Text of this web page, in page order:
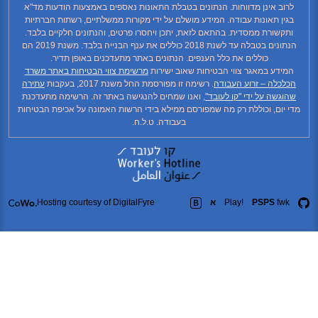
אינן מדווחות. הנתונים בטבלת התאונות נאספים באמצעות הודעות מד"א
תאונות עבודה. המידע מושלם על ידי מקורות ממשלתיים, רשתות חברתיות
ממסדית. בהתאם לזאת, יתכן ויחסרו פרטים, והנתונים חלקיים בלבד.
הנתונים בטבלה עד לשנת 2018 כוללים את ענף הבנייה בלבד. משנת 2019 הם
כוללים את כלל הענפים. הנתונים באתר מתעדכנים באופן תדיר.
במאגר צווי הבטיחות שאוב ישירותמרשימת צווי הבטיחות באתר משרד
– זרוע העבודה. רשימה זו מפורסמת החל משנת 2017, בעקבות
עתירה
על ידי "קו לעובד", ואנו שמחים להנגישה באתר זה. הרשימה מתעדכנת
וכוללת רק מה שמפורסם ממילא בידי הרשות האמונה על אכיפת הבטיחות
בעבודה. ט.ל.ח.
Hosting courtesy of DigitalFyre א Play! PSPS